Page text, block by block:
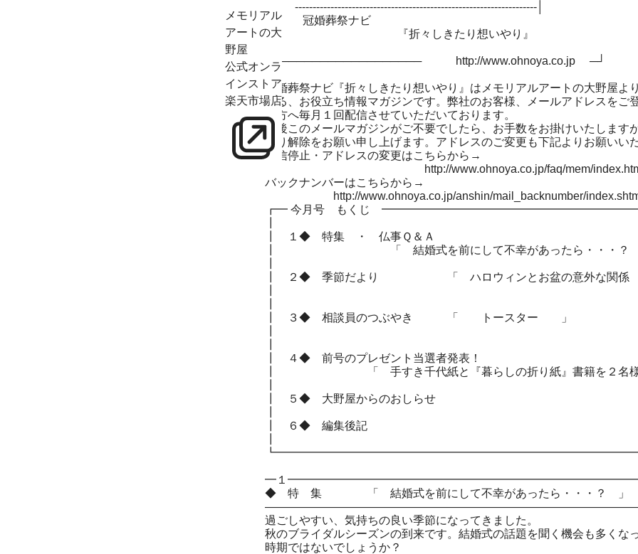
メモリアル
アートの大
野屋
公式オンラ
インストア
楽天市場店
│ --------------------------------------------------------------------│
├○ 冠婚葬祭ナ
│ 『折々しきたり想いやり
└─────────────────── http://www.ohnoya.co.jp ─┘
冠婚葬祭ナビ『折々しきたり想いやり』はメモリアルアートの大野屋よ
する、お役立ち情報マガジンです。弊社のお客様、メールアドレスをご
た方へ毎月１回配信させていただいております。
今後このメールマガジンがご不要でしたら、お手数をお掛けいたします
より解除をお願い申し上げます。アドレスのご変更も下記よりお願いい
配信停止・アドレスの変更はこちらから→
http://www.ohnoya.co.jp/faq/mem/
バックナンバーはこちらから→
http://www.ohnoya.co.jp/anshin/mail_backnumber/
┏━ 今月号 もくじ
┃ １◆ 特集 ・ 仏事Ｑ＆Ａ
┃ 「 結婚式を前にして不幸があったら・・・？
┃ ２◆ 季節だより 「 ハロウィンとお盆の意外な関係
┃ ３◆ 相談員のつぶやき 「 トースター 」
┃ ４◆ 前号のプレゼント当選者発表！
┃ 「 手すき千代紙と『暮らしの折り紙』書籍を２名様
┃ ５◆ 大野屋からのおしらせ
┃ ６◆ 編集後記
━１
◆ 特 集 「 結婚式を前にして不幸があったら・・・？ 」
過ごしやすい、気持ちの良い季節になってきました。
秋のブライダルシーズンの到来です。結婚式の話題を聞く機会も多くな
時期ではないでしょうか？